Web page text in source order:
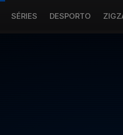
SÉRIES DESPORTO